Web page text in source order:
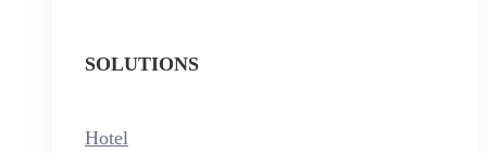
SOLUTIONS
Hotel